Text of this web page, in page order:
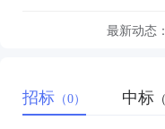
最新动态：
招标 （0） 中标